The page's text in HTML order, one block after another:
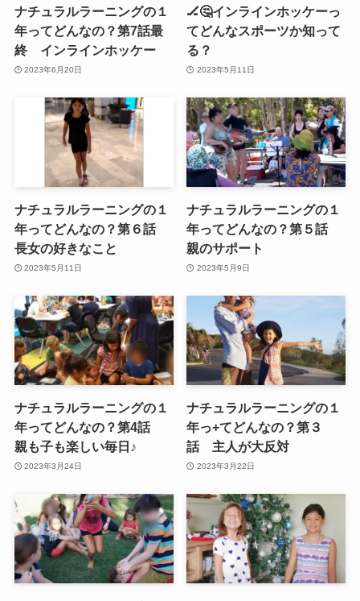
ナチュラルラーニングの１
年ってどんなの？第7話最
終 インラインホッケー
2023年6月20日
🏒🤔インラインホッケーっ
てどんなスポーツか知って
る？
2023年5月11日
ナチュラルラーニングの１
年ってどんなの？第６話
長女の好きなこと
2023年5月11日
ナチュラルラーニングの１
年ってどんなの？第５話
親のサポート
2023年5月9日
ナチュラルラーニングの１
年ってどんなの？第4話
親も子も楽しい毎日♪
2023年3月24日
ナチュラルラーニングの１
年っ+てどんなの？第３
話 主人が大反対
2023年3月22日